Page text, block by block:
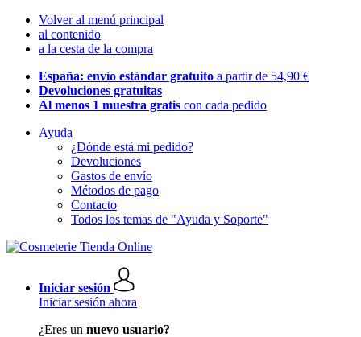
Volver al menú principal
al contenido
a la cesta de la compra
España: envío estándar gratuito a partir de 54,90 €
Devoluciones gratuitas
Al menos 1 muestra gratis con cada pedido
Ayuda
¿Dónde está mi pedido?
Devoluciones
Gastos de envío
Métodos de pago
Contacto
Todos los temas de "Ayuda y Soporte"
Iniciar sesión
Iniciar sesión ahora
¿Eres un nuevo usuario?